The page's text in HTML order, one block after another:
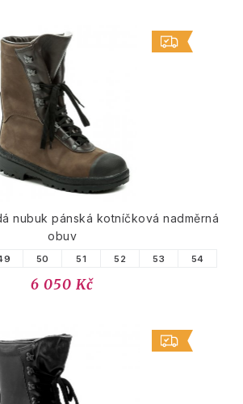
nubuk pánská kotníčková nadměrná
obuv
50 51 52 53 54
6 050 Kč